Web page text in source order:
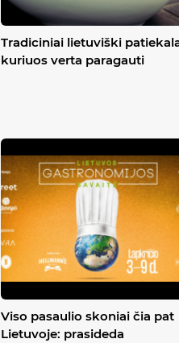
Tradiciniai lietuviški
kuriuos verta paragauti
Viso pasaulio skoniai čia pat
Lietuvoje: prasideda